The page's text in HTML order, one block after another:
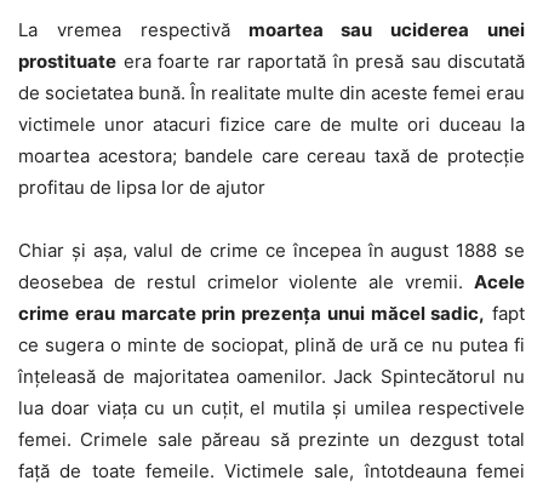
La vremea respectivămoartea sau uciderea unei
prostituate era foarte rar raportată în presă sau discutată
de societatea bună. În realitate multe din aceste femei erau
victimele unor atacuri fizice care de multe ori duceau la
moartea acestora; bandele care cereau taxă de protecţie
profitau de lipsa lor de ajutor
Chiar şi aşa, valul de crime ce începea în august 1888 se
deosebea de restul crimelor violente ale vremii. Acele
crime erau marcate prin prezenţa unui măcel sadic, fapt
ce sugera o minte de sociopat, plină de ură ce nu putea fi
înţeleasă de majoritatea oamenilor. Jack Spintecătorul nu
lua doar viaţa cu un cuţit, el mutila şi umilea respectivele
femei. Crimele sale păreau să prezinte un dezgust total
faţă de toate femeile. Victimele sale, întotdeauna femei